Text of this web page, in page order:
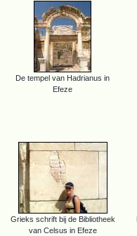
De tempel van Hadrianus in
Efeze
Grieks schrift bij de Bibliotheek
van Celsus in Efeze